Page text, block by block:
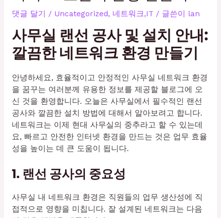
댓글 달기 / Uncategorized, 네트워크,IT / 글쓴이 lan
사무실 랜선 공사 및 설치 안내:
깔끔한 네트워크 환경 만들기
안녕하세요, 효율적이고 안정적인 사무실 네트워크 환경
을 꿈꾸는 여러분께 유용한 정보를 제공할 블로그에 오
신 것을 환영합니다. 오늘은 사무실에서 필수적인 랜선
공사와 깔끔한 설치 방법에 대해서 알아보려고 합니다.
네트워크는 이제 현대 사무실의 중추라고 할 수 있는데
요, 빠르고 안전한 인터넷 환경을 만드는 것은 업무 효율
성을 높이는 데 큰 도움이 됩니다.
1. 랜선 공사의 중요성
사무실 내 네트워크 환경은 직원들의 업무 생산성에 직
접적으로 영향을 미칩니다. 잘 설계된 네트워크는 다음